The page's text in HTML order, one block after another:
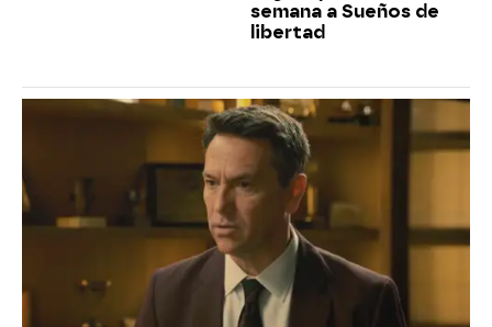
semana a Sueños de
libertad